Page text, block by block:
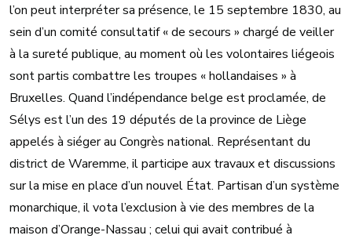
l’on peut interpréter sa présence, le 15 septembre 1830, au
sein d’un comité consultatif « de secours » chargé de veiller
à la sureté publique, au moment où les volontaires liégeois
sont partis combattre les troupes « hollandaises » à
Bruxelles. Quand l’indépendance belge est proclamée, de
Sélys est l’un des 19 députés de la province de Liège
appelés à siéger au Congrès national. Représentant du
district de Waremme, il participe aux travaux et discussions
sur la mise en place d’un nouvel État. Partisan d’un système
monarchique, il vota l’exclusion à vie des membres de la
maison d’Orange-Nassau ; celui qui avait contribué à